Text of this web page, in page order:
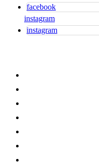
facebook
instagram
instagram